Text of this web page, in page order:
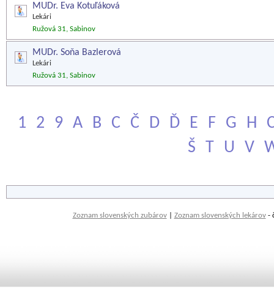
MUDr. Eva Kotuľáková
Lekári
Ružová 31, Sabinov
MUDr. Soňa Bazlerová
Lekári
Ružová 31, Sabinov
1 2 9 A B C Č D Ď E F G H
Š
T U V
Zoznam slovenských zubárov| Zoznam slovenských lekárov-